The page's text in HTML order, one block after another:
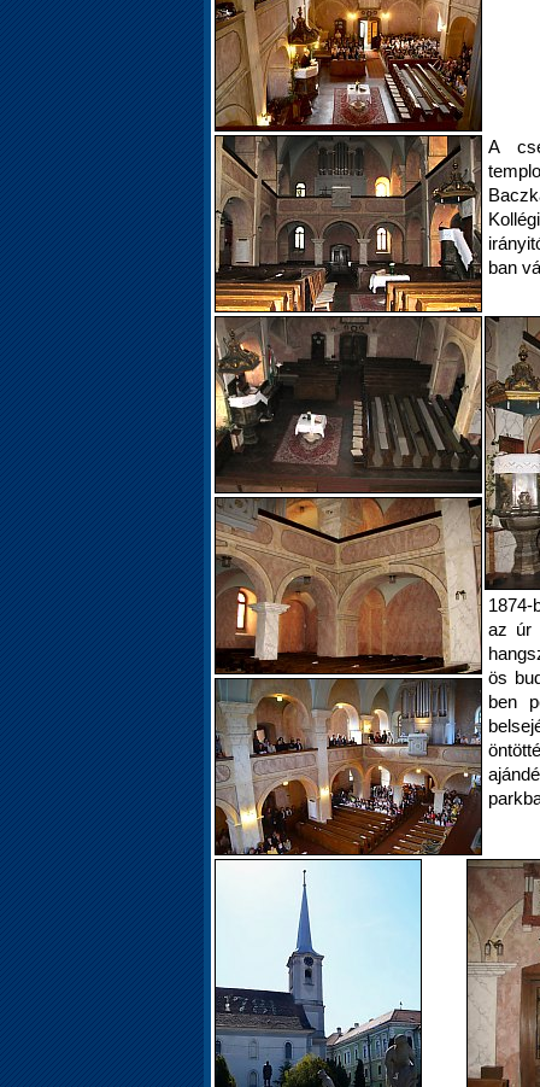
A
ban
1874-
az úr
ös
ben